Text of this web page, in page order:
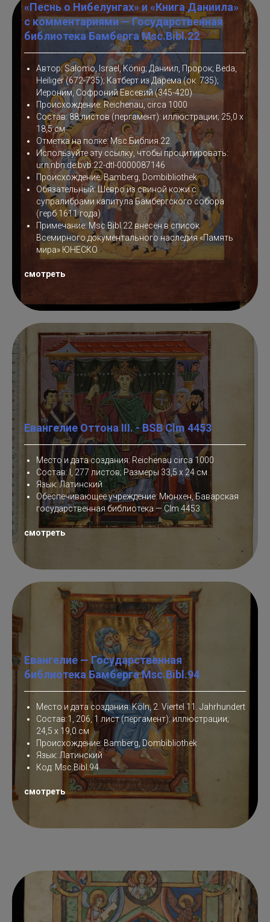
«Песнь о Нибелунгах» и «Книга Даниила»
с комментариями — Государственная
библиотека Бамберга Msc.Bibl.22
Автор: Salomo, Israel, König; Даниил, Пророк; Beda,
Heiliger (672-735); Катберт из Дарема (ок. 735);
Иероним, Софроний Евсевий (345-420)
Происхождение: Reichenau, circa 1000
Состав: 88 листов (пергамент): иллюстрации; 25,0 x
18,5 см
Отметка на полке: Msc.Библия.22
Используйте эту ссылку, чтобы процитировать:
urn:nbn:de:bvb:22-dtl-0000087146
Происхождение: Bamberg, Dombibliothek
Обязательный: Шевро из свиной кожи с
супралибрами капитула Бамбергского собора
(герб 1611 года)
Примечание: Msc.Bibl.22 внесён в список
Всемирного документального наследия «Память
мира» ЮНЕСКО
смотреть
Евангелие Оттона III. - BSB Clm 4453
Место и дата создания: Reichenau circa 1000
Состав: I, 277 листов; Размеры 33,5 x 24 см
Язык: Латинский
Обеспечивающее учреждение: Мюнхен, Баварская
государственная библиотека — Clm 4453
смотреть
Евангелие — Государственная
библиотека Бамберга Msc.Bibl.94
Место и дата создания: Köln, 2. Viertel 11. Jahrhundert
Состав:1, 206, 1 лист (пергамент): иллюстрации;
24,5 x 19,0 см
Происхождение: Bamberg, Dombibliothek
Язык: Латинский
Код: Msc.Bibl.94
смотреть